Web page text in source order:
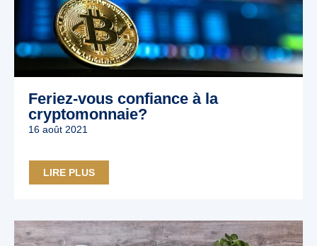
Feriez-vous confiance à la
cryptomonnaie?
16 août 2021
LIRE PLUS